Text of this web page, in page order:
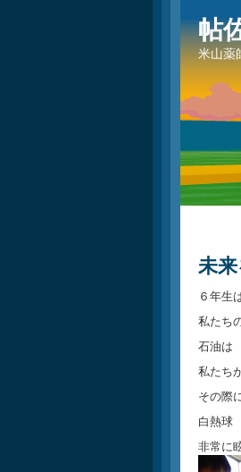
帖
米山薬
未
６年
私たち
石油は
私たち
その際
白熱球
非常に